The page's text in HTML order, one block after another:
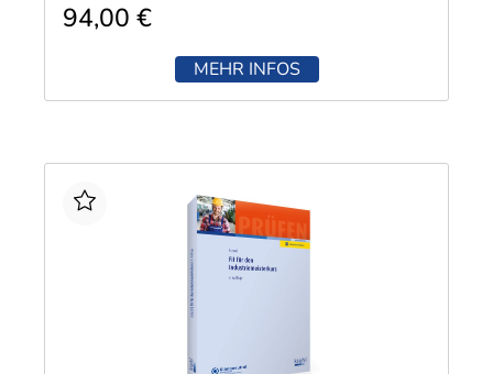
94,00 €
MEHR INFOS